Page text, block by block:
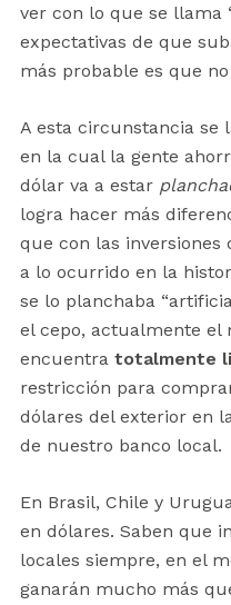
ver con lo que se llama
expectativas de que
más probable es que
A esta circunstancia se
en la cual la gente
dólar va a estar
logra hacer más
que con las inversiones
a lo ocurrido en la
se lo planchaba
el cepo, actualmente el
encuentra totalmente
restricción para
dólares del exterior en
de nuestro banco local.
En Brasil, Chile y
en dólares. Saben que
locales siempre, en el
ganarán mucho más